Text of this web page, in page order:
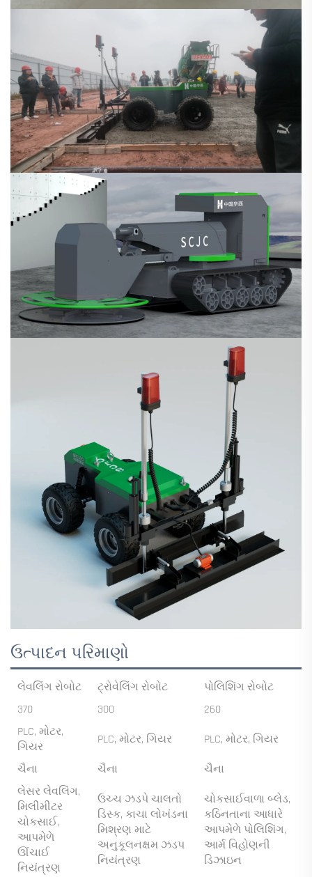
ઉત્પાદન પરિમાણો
લેવલિંગ રોબોટ ટ્રોવેલિંગ રોબોટ
પોલિશિંગ રોબોટ
370
300
260
PLC, મોટર,
ગિયર
PLC, મોટર, ગિયર PLC, મોટર, ગિયર
ચૈના ચૈના
ચૈના
લેસર લેવલિંગ,
મિલીમીટર
ચોકસાઈ,
આપમેળે
ઊંચાઈ
નિયંત્રણ
ઉચ્ચ ઝડપે ચાલતો
ડિસ્ક, કાચા લોખંડના
મિશ્રણ માટે
અનુકૂલનક્ષમ ઝડપ
નિયંત્રણ
ચોકસાઈવાળા બ્લેડ,
કઠિનતાના આધારે
આપમેળે પોલિશિંગ,
આર્મ વિહોણની
ડિઝાઇન